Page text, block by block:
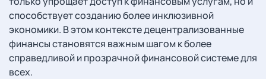
способствует созданию более инклюзивной
экономики. В этом контексте децентрализованные
финансы становятся важным шагом к более
справедливой и прозрачной финансовой системе для
всех.